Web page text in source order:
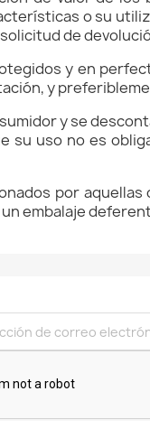
o su
de
y en
y
y se
su uso no es
por
embalaje